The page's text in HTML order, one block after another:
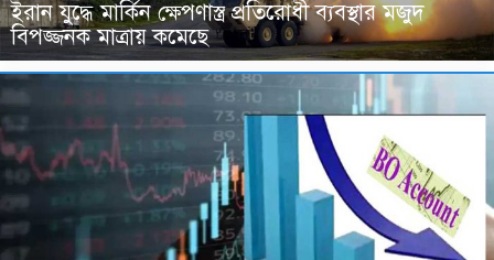
ইরান যুদ্ধে মার্কিন ক্ষেপণাস্ত্র প্রতিরোধী ব্যবস্থার মজুদ
বিপজ্জনক মাত্রায় কমেছে